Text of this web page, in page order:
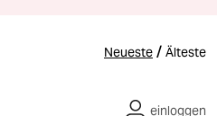
Neueste / Älteste
einloggen